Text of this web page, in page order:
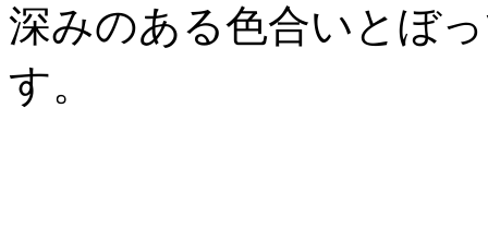
深みのある色合いとぼ
す。